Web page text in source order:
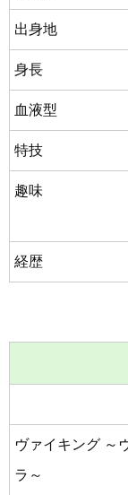
出身地
身長
血液型
特技
趣味
経歴
ヴァイキング ～
ラ～